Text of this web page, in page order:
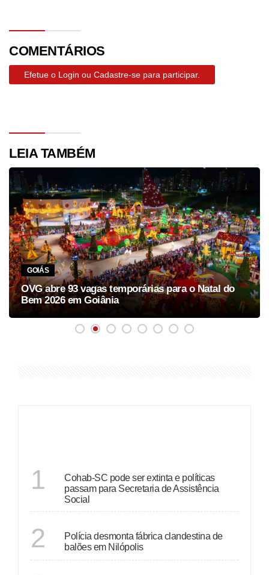
COMENTÁRIOS
Efetue o Login ou Cadastre-se para participar.
LEIA TAMBÉM
GOIÁS
OVG abre 93 vagas temporárias para o Natal do
Bem 2026 em Goiânia
1
Cohab-SC pode ser extinta e políticas
passam para Secretaria de Assistência
Social
2
Polícia desmonta fábrica clandestina de
balões em Nilópolis